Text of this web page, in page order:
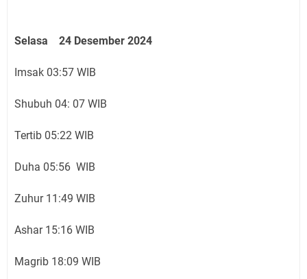
Selasa 24 Desember 2024
Imsak 03:57 WIB
Shubuh 04: 07 WIB
Tertib 05:22 WIB
Duha 05:56 WIB
Zuhur 11:49 WIB
Ashar 15:16 WIB
Magrib 18:09 WIB